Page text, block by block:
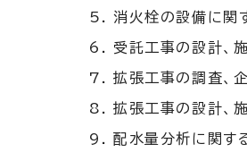
消火栓の設備に関
受託工事の設計、
拡張工事の調査、
拡張工事の設計、
配水量分析に関する